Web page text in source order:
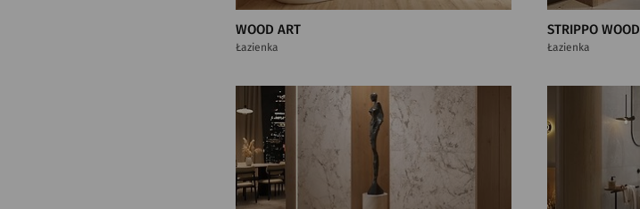
WOOD ART
Łazienka
STRIPPO WOOD
Łazienka